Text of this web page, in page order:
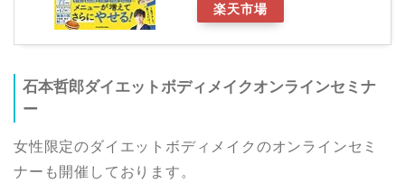
楽天市場
石本哲郎ダイエットボディメイクオンラインセミナ
ー
女性限定のダイエットボディメイクのオンラインセミ
ナーも開催しております。